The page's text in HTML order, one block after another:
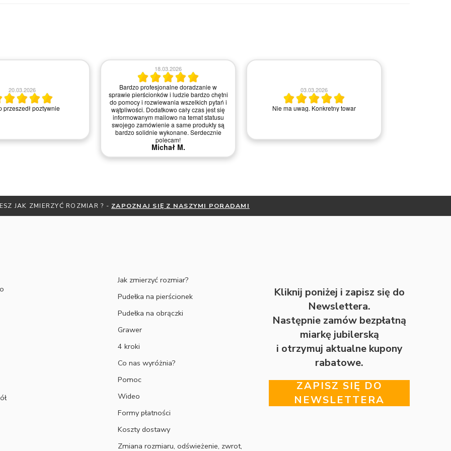
Bardzo profesjonalne doradzanie w
sprawie pierścionków i ludzie bardzo chętni
do pomocy i rozwiewania wszelkich pytań i
wątpliwości. Dodatkowo cały czas jest się
informowanym mailowo na temat statusu
swojego zamówienie a same produkty są
bardzo solidnie wykonane. Serdecznie
polecam!
03.03.2026
Nie ma uwag. Konkretny towar
Wszystko ok, bardzo pomocna obsługa w
kontakcie telefonicznym.
JAK ZMIERZYĆ ROZMIAR ? - ZAPOZNAJ SIĘ Z NASZYMI PORADAMI
Jak zmierzyć rozmiar?
Pudełka na pierścionek
Pudełka na obrączki
Grawer
4 kroki
Co nas wyróżnia?
Pomoc
Wideo
Formy płatności
Koszty dostawy
Zmiana rozmiaru, odświeżenie, zwrot,
Kliknij poniżej i zapisz się do
Newslettera.
Następnie zamów bezpłatną
miarkę jubilerską
i otrzymuj aktualne kupony
rabatowe.
ZAPISZ SIĘ DO
NEWSLETTERA